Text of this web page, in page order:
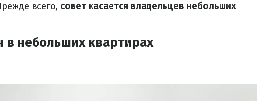
всего, совет касается владельцев небольших
в небольших квартирах